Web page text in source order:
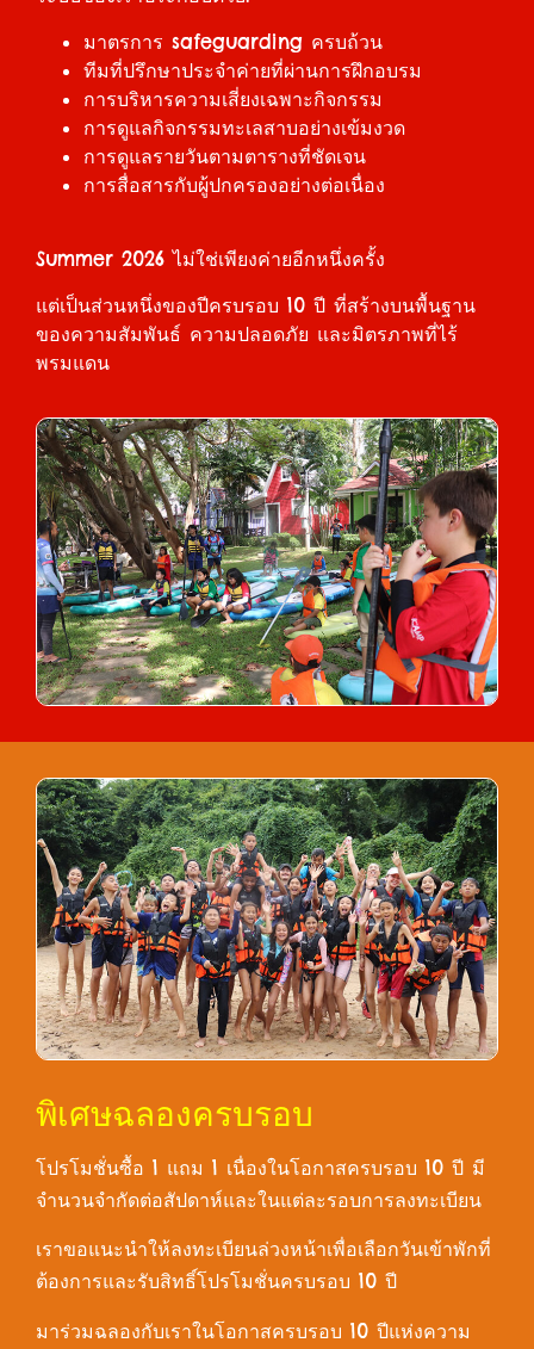
มาตรการ safeguarding ครบถ้วน
ทีมที่ปรึกษาประจำค่ายที่ผ่านการฝึกอบรม
การบริหารความเสี่ยงเฉพาะกิจกรรม
การดูแลกิจกรรมทะเลสาบอย่างเข้มงวด
การดูแลรายวันตามตารางที่ชัดเจน
การสื่อสารกับผู้ปกครองอย่างต่อเนื่อง
Summer 2026 ไม่ใช่เพียงค่ายอีกหนึ่งครั้ง
แต่เป็นส่วนหนึ่งของปีครบรอบ 10 ปี ที่สร้างบนพื้นฐาน
ของความสัมพันธ์ ความปลอดภัย และมิตรภาพที่ไร้
พรมแดน
พิเศษฉลองครบรอบ
โปรโมชั่นซื้อ 1 แถม 1 เนื่องในโอกาสครบรอบ 10 ปี มี
จำนวนจำกัดต่อสัปดาห์และในแต่ละรอบการลงทะเบียน
เราขอแนะนำให้ลงทะเบียนล่วงหน้าเพื่อเลือกวันเข้าพักที่
ต้องการและรับสิทธิ์โปรโมชั่นครบรอบ 10 ปี
มาร่วมฉลองกับเราในโอกาสครบรอบ 10 ปีแห่งความ